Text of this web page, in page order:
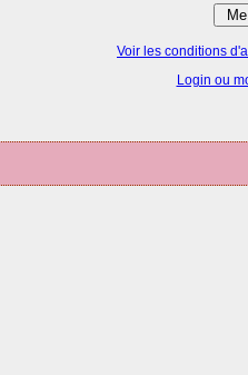
Voir les conditions
Login ou